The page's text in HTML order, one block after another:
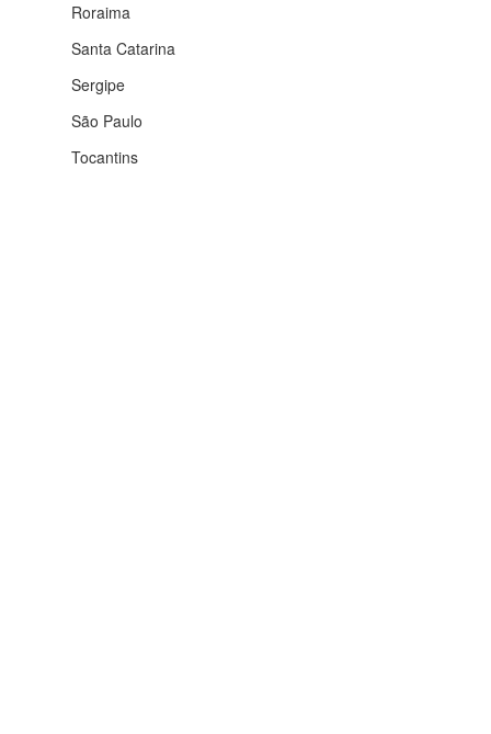
Roraima
Santa Catarina
Sergipe
São Paulo
Tocantins